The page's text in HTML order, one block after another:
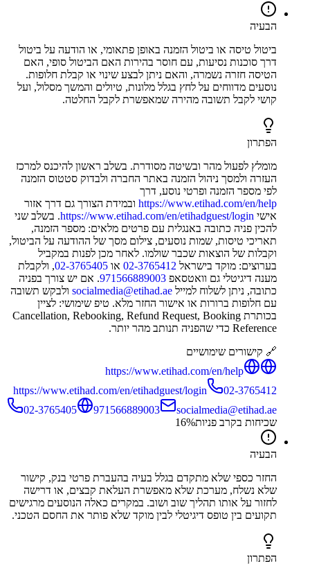
הבעיה
ביטול טיסה או ביטול הזמנה באופן פתאומי, או הודעה על ביטול
דרך סוכנות נסיעות, עם חוסר בהירות האם הביטול סופי, האם
הטיסה חזרה נשמרה, והאם ניתן לבצע שינוי או קבלת חלופות.
נוסעים מדווחים על לחץ בגלל מלונות, טיולים והמשך מסלול, ועל
קושי לקבל תשובה מהירה שמאפשרת לקבל החלטה.
הפתרון
מומלץ לפעול מהר ובשיטה מסודרת. בשלב ראשון להיכנס למרכז
העזרה ולמסך ניהול הזמנה באתר החברה ולבדוק סטטוס הזמנה
לפי מספר הזמנה ופרטי נוסע, דרך
https://www.etihad.com/en/help ובמידת הצורך גם דרך אזור
אישי https://www.etihad.com/en/etihadguest/login. בשלב שני
להכין פניה כתובה באנגלית עם פרטים מלאים: מספר הזמנה,
תאריכי טיסות, שמות נוסעים, צילום מסך של ההודעה על הביטול,
וקבלות של הוצאות שכבר שולמו. לאחר מכן לפנות במקביל
בערוצים: מוקד בישראל 02-3765412 או 02-3765405, ולקבלת
מענה דיגיטלי גם וואטסאפ 971566889003. אם יש צורך בפניה
כתובה, ניתן לשלוח למייל socialmedia@etihad.ae ולבקש תשובה
עם חלופות ברורות או אישור החזר מלא. טיפ שימושי: לציין
בכותרת Cancellation, Rebooking, Refund Request, Booking
Reference כדי שהפניה תנותב מהר יותר.
🔗 קישורים שימושיים
https://www.etihad.com/en/help
https://www.etihad.com/en/etihadguest/login
02-3765412
02-3765405
971566889003
socialmedia@etihad.ae
שכיחות בקרב פניות
16%
הבעיה
החזר כספי שלא מתקדם בגלל בעיה בהעברת פרטי בנק, קישור
שלא נשלח, מערכת שלא מאפשרת העלאת קבצים, או דרישה
לחזור על אותו תהליך שוב ושוב. במקרים כאלה הנוסעים מרגישים
תקועים בין טופס דיגיטלי לבין מוקד שלא פותר את החסם הטכני.
הפתרון